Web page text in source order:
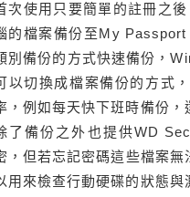
次使用只要簡單的註冊之
的檔案備份至My
別備份的方式快速備份，
以切換成檔案備份的方式
，例如每天快下班時備份，
了備份之外也提供WD
，但若忘記密碼這些檔案
用來檢查行動硬碟的狀態與